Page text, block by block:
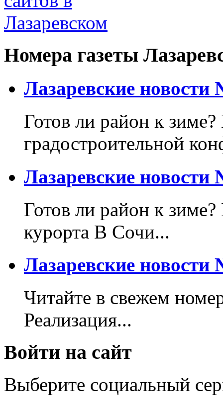
Номера газеты
Лазаревские новости
Готов ли район к зиме?
градостроительной
Лазаревские новости
Готов ли район к
курорта В Сочи...
Лазаревские новости
Читайте в свежем
Реализация...
Войти на сайт
Выберите социальный